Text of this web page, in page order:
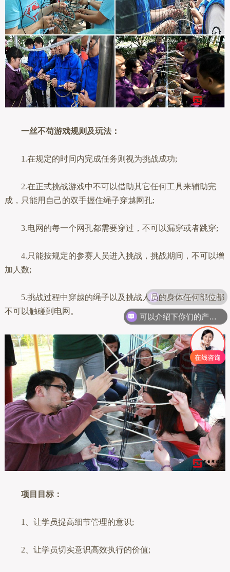
一丝不苟游戏规则及玩法：
1.在规定的时间内完成任务则视为挑战成功;
2.在正式挑战游戏中不可以借助其它任何工具来辅助完
成，只能用自己的双手握住绳子穿越网孔;
3.电网的每一个网孔都需要穿过，不可以漏穿或者跳穿;
4.只能按规定的参赛人员进入挑战，挑战期间，不可以增
加人数;
5.挑战过程中穿越的绳子以及挑战人员的身体任何部位都
不可以触碰到电网。
项目目标：
1、让学员提高细节管理的意识;
2、让学员切实意识高效执行的价值;
现在有优惠活动吗